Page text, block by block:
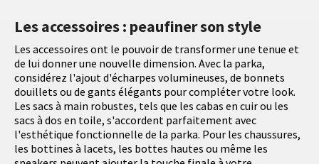
Les accessoires : peaufiner son style
Les accessoires ont le pouvoir de transformer une tenue et
de lui donner une nouvelle dimension. Avec la parka,
considérez l'ajout d'écharpes volumineuses, de bonnets
douillets ou de gants élégants pour compléter votre look.
Les sacs à main robustes, tels que les cabas en cuir ou les
sacs à dos en toile, s'accordent parfaitement avec
l'esthétique fonctionnelle de la parka. Pour les chaussures,
les bottines à lacets, les bottes hautes ou même les